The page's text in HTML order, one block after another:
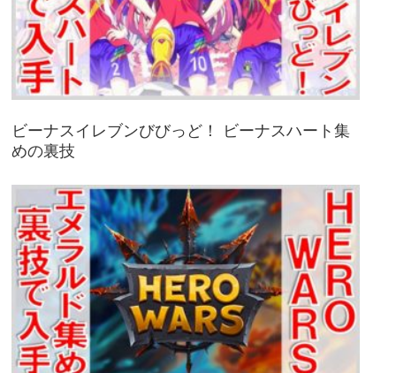
ビーナスイレブンびびっど！ ビーナスハート集
めの裏技